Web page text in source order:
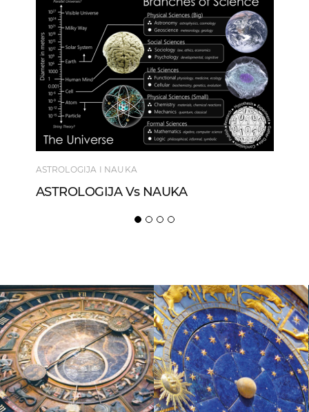
ASTROLOGIJA I NAUKA
ASTROLOGIJA Vs NAUKA